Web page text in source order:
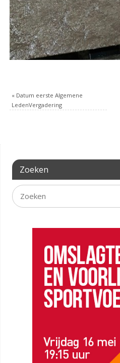
«Datum eerste Algemene
LedenVergadering
Zoeken